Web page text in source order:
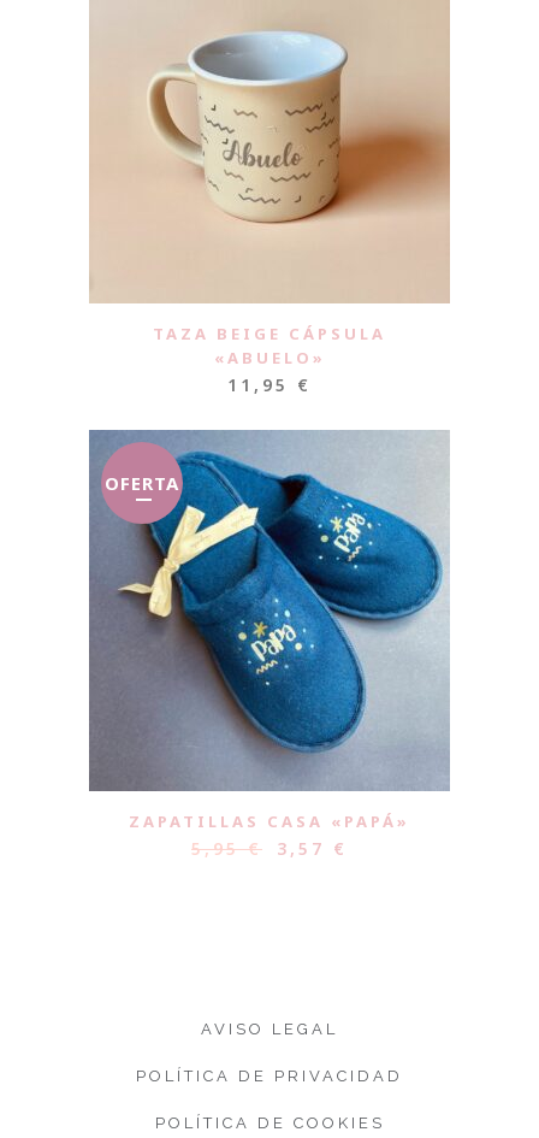
TAZA BEIGE CÁPSULA
«ABUELO»
11,95 €
OFERTA
ZAPATILLAS CASA «PAPÁ»
5,95€ 3,57 €
AVISO LEGAL
POLÍTICA DE PRIVACIDAD
POLÍTICA DE COOKIES